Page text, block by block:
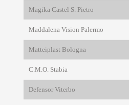
Magika Castel S. Pietro
Maddalena Vision Palermo
Matteiplast Bologna
C.M.O. Stabia
Defensor Viterbo